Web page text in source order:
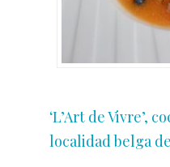
‘L’Art de Vivre’,
localidad belga